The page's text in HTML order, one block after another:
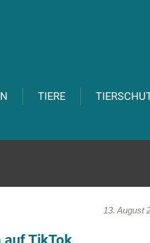
TIERE
13. August